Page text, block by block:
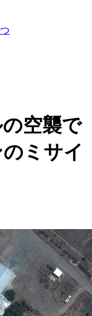
の空襲で
ミサイ